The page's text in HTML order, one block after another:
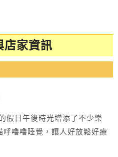
店家資訊
假日午後時光增添了不少樂
嚕嚕睡覺，讓人好放鬆好療